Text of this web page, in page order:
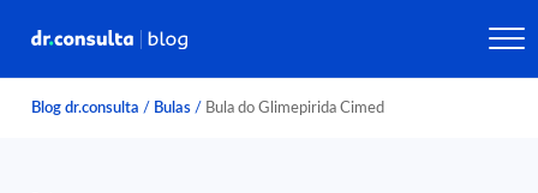
Blog dr.consulta / Bulas / Bula do Glimepirida Cimed